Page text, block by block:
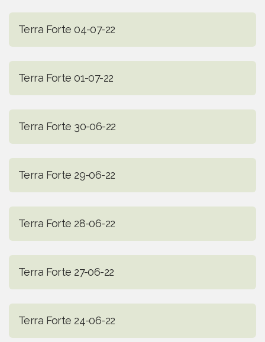
Terra Forte 04-07-22
Terra Forte 01-07-22
Terra Forte 30-06-22
Terra Forte 29-06-22
Terra Forte 28-06-22
Terra Forte 27-06-22
Terra Forte 24-06-22